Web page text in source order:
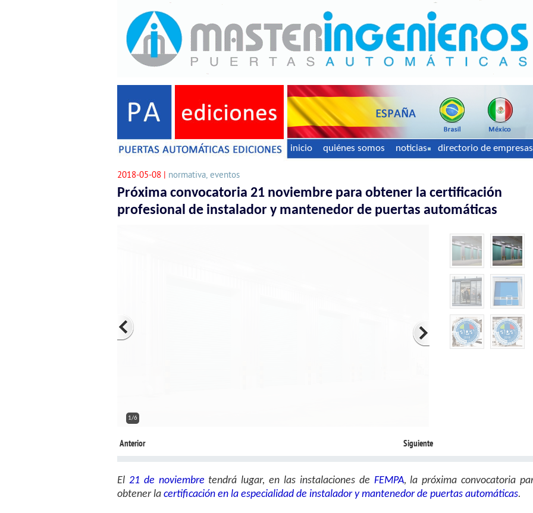
inicio quiénes somos noticias directorio de empresas
2018-05-08 | normativa, eventos
Próxima convocatoria 21 noviembre para obtener la certificación
profesional de instalador y mantenedor de puertas automáticas
2/6
Anterior Siguiente
El 21 de noviembre tendrá lugar, en las instalaciones de FEMPA, la próxima convocatoria
obtener la certificación en la especialidad de instalador y mantenedor de puertas automáticas.